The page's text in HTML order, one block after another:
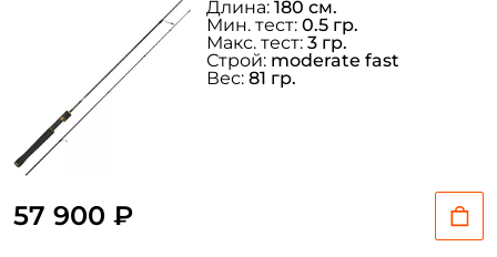
57 900 ₽
Длина: 180 см.
Мин. тест: 0.5 гр.
Макс. тест: 3 гр.
Строй: moderate fast
Вес: 81 гр.